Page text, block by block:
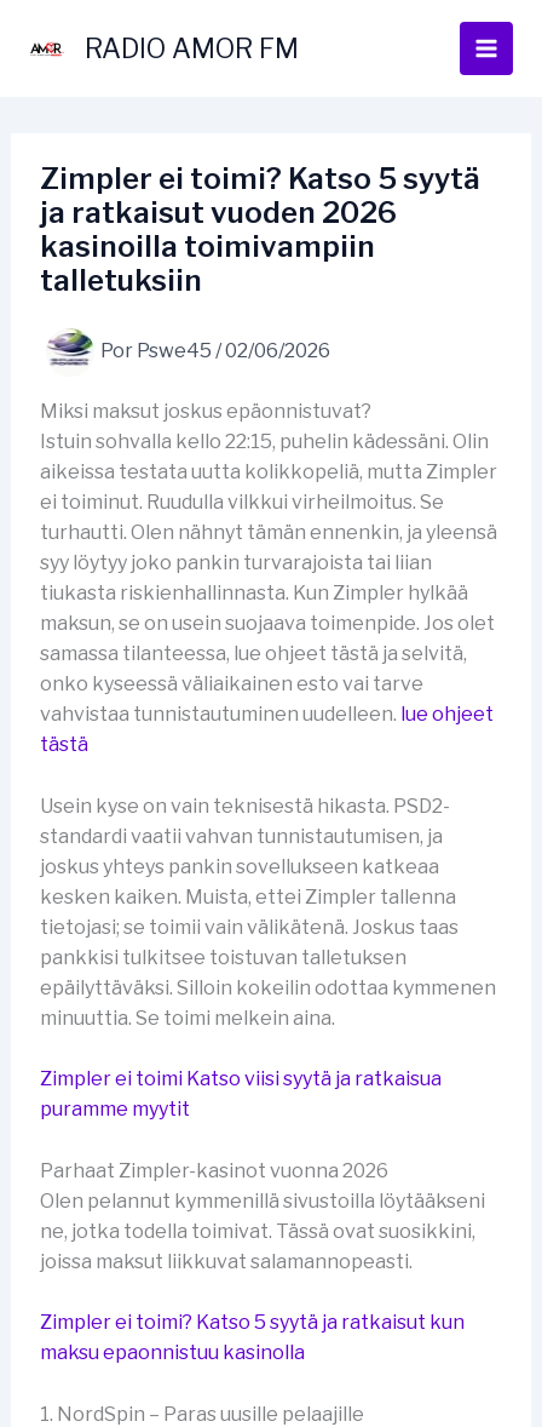
RADIO AMOR FM
Zimpler ei toimi? Katso 5 syytä
ja ratkaisut vuoden 2026
kasinoilla toimivampiin
talletuksiin
Por Pswe45 /02/06/2026
Miksi maksut joskus epäonnistuvat?
Istuin sohvalla kello 22:15, puhelin kädessäni. Olin
aikeissa testata uutta kolikkopeliä, mutta Zimpler
ei toiminut. Ruudulla vilkkui virheilmoitus. Se
turhautti. Olen nähnyt tämän ennenkin, ja yleensä
syy löytyy joko pankin turvarajoista tai liian
tiukasta riskienhallinnasta. Kun Zimpler hylkää
maksun, se on usein suojaava toimenpide. Jos olet
samassa tilanteessa, lue ohjeet tästä ja selvitä,
onko kyseessä väliaikainen esto vai tarve
vahvistaa tunnistautuminen uudelleen. lue ohjeet
tästä
Usein kyse on vain teknisestä hikasta. PSD2-
standardi vaatii vahvan tunnistautumisen, ja
joskus yhteys pankin sovellukseen katkeaa
kesken kaiken. Muista, ettei Zimpler tallenna
tietojasi; se toimii vain välikätenä. Joskus taas
pankkisi tulkitsee toistuvan talletuksen
epäilyttäväksi. Silloin kokeilin odottaa kymmenen
minuuttia. Se toimi melkein aina.
Zimpler ei toimi Katso viisi syytä ja ratkaisua
puramme myytit
Parhaat Zimpler-kasinot vuonna 2026
Olen pelannut kymmenillä sivustoilla löytääkseni
ne, jotka todella toimivat. Tässä ovat suosikkini,
joissa maksut liikkuvat salamannopeasti.
Zimpler ei toimi? Katso 5 syytä ja ratkaisut kun
maksu epaonnistuu kasinolla
1. NordSpin – Paras uusille pelaajille